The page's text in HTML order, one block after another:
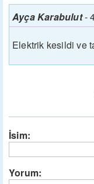
Ayça Karabulut-
Elektrik kesildi ve
İsim:
Yorum: